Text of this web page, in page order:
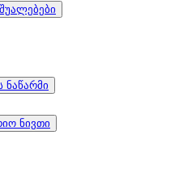
ნივთი